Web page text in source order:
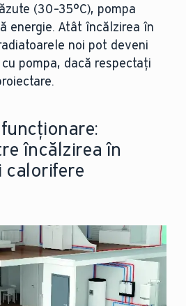
(30–35°C), pompa
energie. Atât încălzirea în
noi pot deveni
pompa, dacă respectați
încălzirea în
calorifere